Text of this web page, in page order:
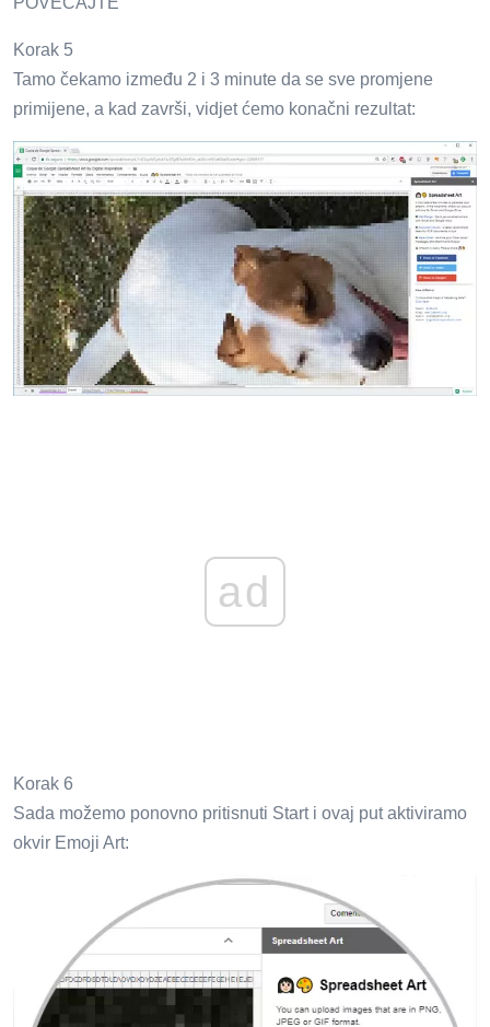
Korak 5
Tamo čekamo između 2 i 3 minute da se sve promjene
primijene, a kad završi, vidjet ćemo konačni rezultat:
ad
Korak 6
Sada možemo ponovno pritisnuti Start i ovaj put aktiviramo
okvir Emoji Art: